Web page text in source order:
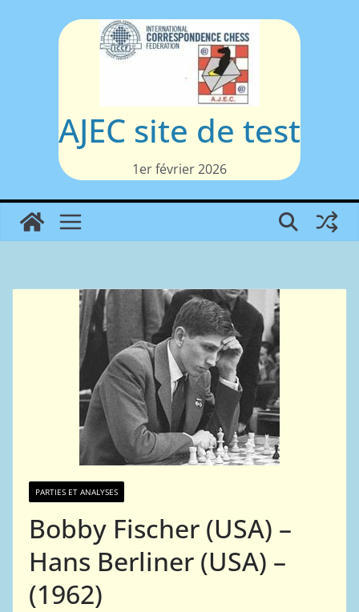
AJEC site de test
1er février 2026
PARTIES ET ANALYSES
Bobby Fischer (USA) –
Hans Berliner (USA) –
(1962)